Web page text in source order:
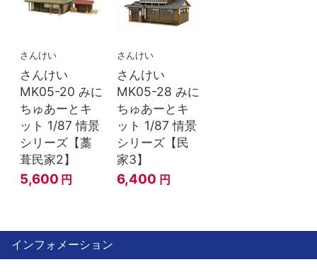
さんけい
さんけい
MK05-20 みに
ちゅあーとキ
ット 1/87 情景
シリーズ【藁
葺民家2】
5,600 円
さんけい
さんけい
MK05-28 みに
ちゅあーとキ
ット 1/87 情景
シリーズ【民
家3】
6,400 円
インフォメーション